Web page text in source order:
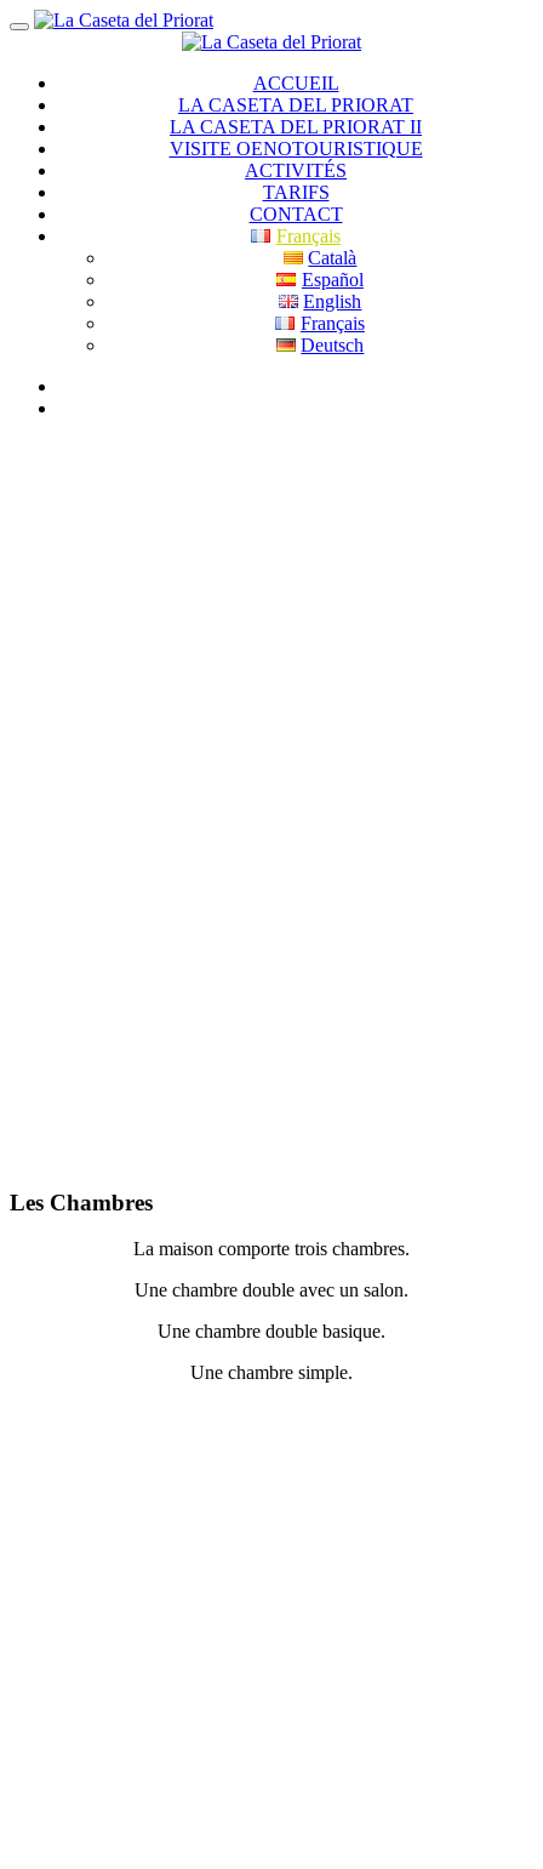
ACCUEIL
LA CASETA DEL PRIORAT
LA CASETA DEL PRIORAT II
VISITE OENOTOURISTIQUE
ACTIVITÉS
TARIFS
CONTACT
Français
Català
Español
English
Français
Deutsch
Les Chambres
La maison comporte trois chambres.
Une chambre double avec un salon.
Une chambre double basique.
Une chambre simple.